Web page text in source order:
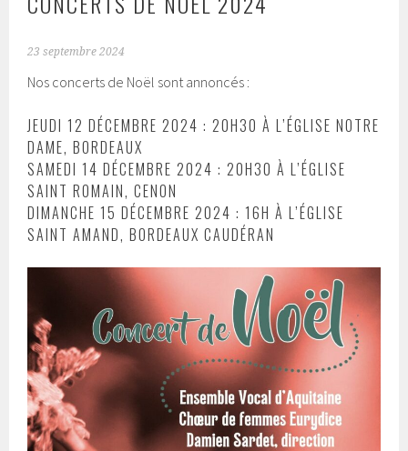
23 septembre 2024
Nos concerts de Noël sont annoncés :
JEUDI 12 DÉCEMBRE 2024 : 20H30 À L’ÉGLISE NOTRE
DAME, BORDEAUX
SAMEDI 14 DÉCEMBRE 2024 : 20H30 À L’ÉGLISE
SAINT ROMAIN, CENON
DIMANCHE 15 DÉCEMBRE 2024 : 16H À L’ÉGLISE
SAINT AMAND, BORDEAUX CAUDÉRAN